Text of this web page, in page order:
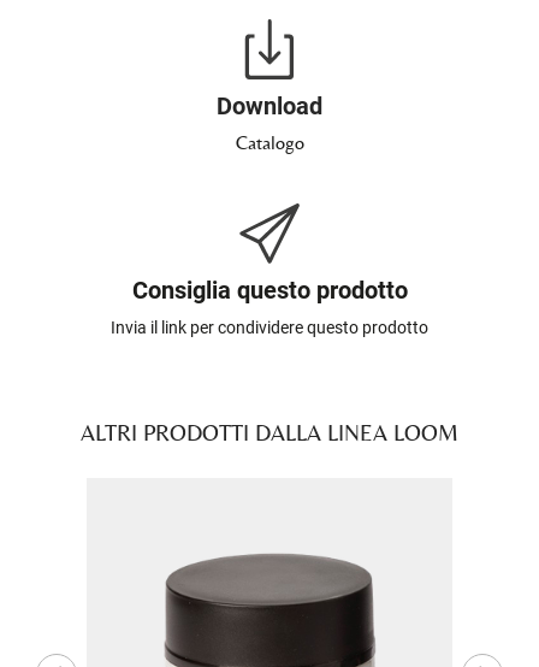
Download
Catalogo
Consiglia questo prodotto
Invia il link per condividere questo prodotto
ALTRI PRODOTTI DALLA LINEA LOOM